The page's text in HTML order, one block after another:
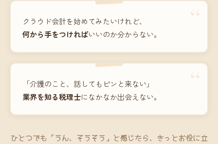
“
クラウド会計を始めてみたいけれど、
何から手をつければいいのか分からない。
“
「介護のこと、話してもピンと来ない」
業界を知る税理士になかなか出会えない。
ひとつでも「うん、そうそう」と感じたら、きっとお役に立